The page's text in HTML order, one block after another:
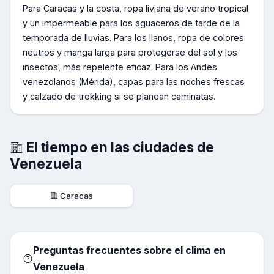
Para Caracas y la costa, ropa liviana de verano tropical
y un impermeable para los aguaceros de tarde de la
temporada de lluvias. Para los llanos, ropa de colores
neutros y manga larga para protegerse del sol y los
insectos, más repelente eficaz. Para los Andes
venezolanos (Mérida), capas para las noches frescas
y calzado de trekking si se planean caminatas.
El tiempo en las ciudades de
Venezuela
Caracas
Preguntas frecuentes sobre el clima en
Venezuela